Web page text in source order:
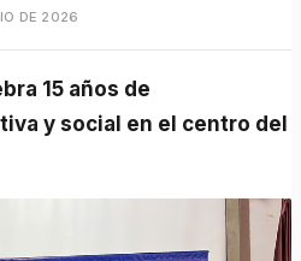
DE 2026
y social en el centro del